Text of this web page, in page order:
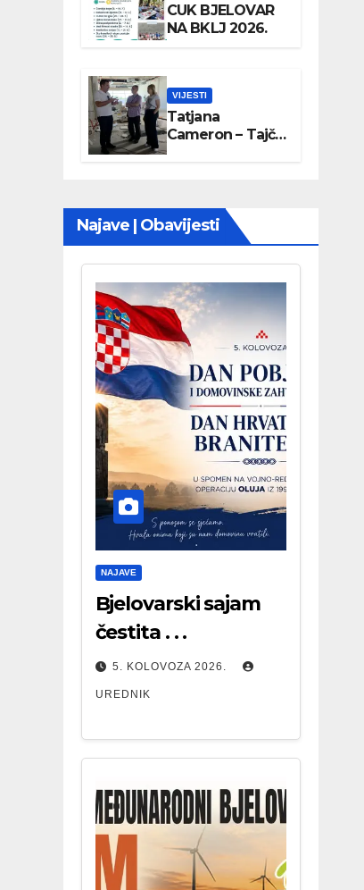
CUK BJELOVAR
NA BKLJ 2026.
VIJESTI
Tatjana
Cameron – Tajči
posjetila
Najave | Obavijesti
NAJAVE
Bjelovarski sajam
čestita . . .
5. KOLOVOZA 2026.
UREDNIK